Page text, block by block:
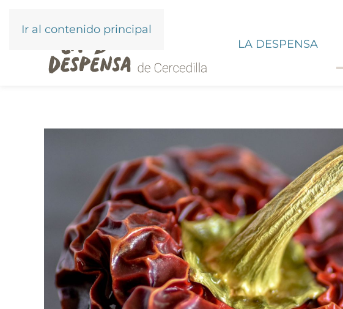
Ir al contenido principal
LA DESPENSA